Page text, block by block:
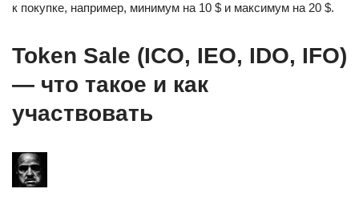
к покупке, например, минимум на 10 $ и максимум на 20 $.
Token Sale (ICO, IEO, IDO, IFO)
— что такое и как
участвовать